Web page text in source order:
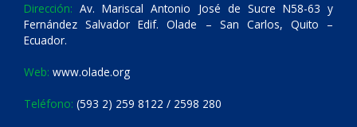
Dirección: Av. Mariscal Antonio José de Sucre N58-63 y
Fernández Salvador Edif. Olade – San Carlos, Quito –
Ecuador.
Web: www.olade.org
Teléfono: (593 2) 259 8122 / 2598 280